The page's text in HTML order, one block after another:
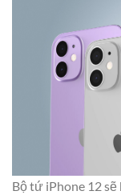
Bộ tứ iPhone 12